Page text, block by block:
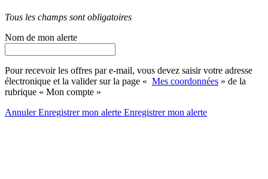
Tous les champs sont obligatoires
Nom de mon alerte
Pour recevoir les offres par e-mail, vous devez saisir votre adresse
électronique et la valider sur la page « Mes coordonnées » de la
rubrique « Mon compte »
AnnulerEnregistrer mon alerte Enregistrermon alerte